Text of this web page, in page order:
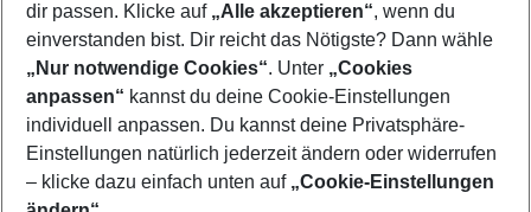
Karibische Inseln
Footer
Footer navigation
Über uns
AGB
dir passen. Klicke auf „Alle akzeptieren“, wenn du
einverstanden bist. Dir reicht das Nötigste? Dann wähle
„Nur notwendige Cookies“. Unter „Cookies
anpassen“ kannst du deine Cookie-Einstellungen
individuell anpassen. Du kannst deine Privatsphäre-
Einstellungen natürlich jederzeit ändern oder widerrufen
– klicke dazu einfach unten auf „Cookie-Einstellungen